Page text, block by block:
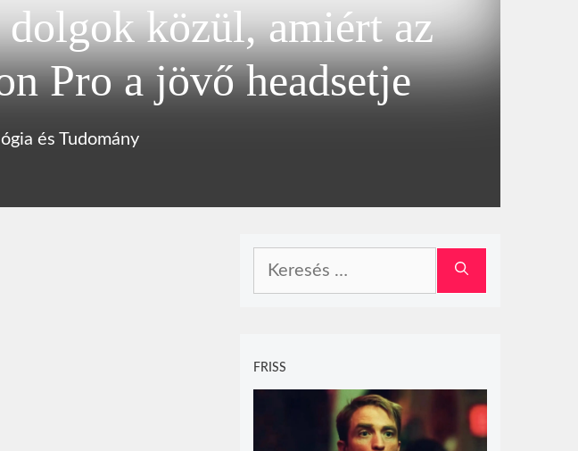
közül, amiért az
Pro a jövő headsetje
és Tudomány
FRISS